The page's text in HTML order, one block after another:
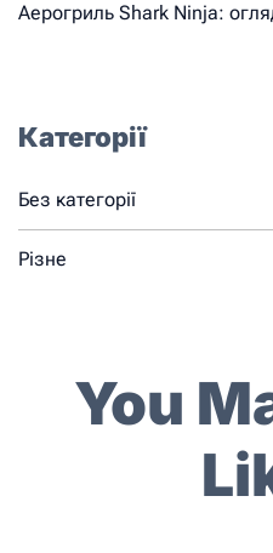
Аерогриль Shark Ninja:
Категорії
Без категорії
Різне
You